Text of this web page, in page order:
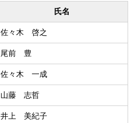
氏名
佐々木 啓之
尾前 豊
佐々木 一成
山藤 志哲
井上 美紀子